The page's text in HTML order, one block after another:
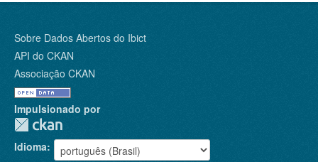
Sobre Dados Abertos do Ibict
API do CKAN
Associação CKAN
Impulsionado por
Idioma